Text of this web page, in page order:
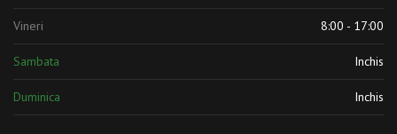
Vineri 8:00 - 17:00
Sambata Inchis
Duminica Inchis